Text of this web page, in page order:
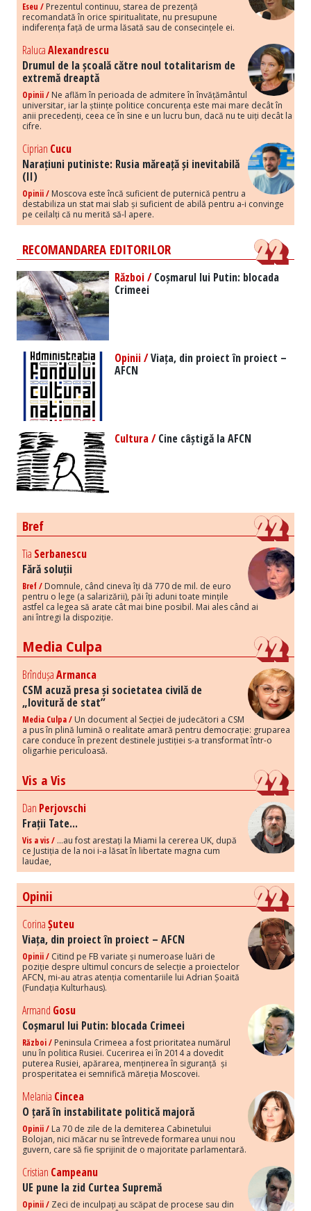
Eseu / Prezentul continuu, starea de prezență
recomandată în orice spiritualitate, nu presupune
indiferența față de urma lăsată sau de consecințele ei.
RalucaAlexandrescu
Drumul de la școală către noul totalitarism de
extremă dreaptă
Opinii / Ne aflăm în perioada de admitere în învățământul
universitar, iar la științe politice concurența este mai mare decât în
anii precedenți, ceea ce în sine e un lucru bun, dacă nu te uiți decât la
cifre.
Ciprian Cucu
Narațiuni putiniste: Rusia măreață și inevitabilă
(II)
Opinii / Moscova este încă suficient de puternică pentru a
destabiliza un stat mai slab și suficient de abilă pentru a-i convinge
pe ceilalți că nu merită să-l apere.
RECOMANDAREA EDITORILOR
Război /Coșmarul lui Putin: blocada
Crimeei
Opinii /Viața, din proiect în proiect –
AFCN
Cultura /Cine câștigă la AFCN
Bref
Tia Serbanescu
Fără soluții
Bref / Domnule, când cineva îți dă 770 de mil. de euro
pentru o lege (a salarizării), păi îți aduni toate mințile
astfel ca legea să arate cât mai bine posibil. Mai ales când ai
ani întregi la dispoziție.
Media Culpa
BrîndușaArmanca
CSM acuză presa și societatea civilă de
„lovitură de stat”
Media Culpa / Un document al Secției de judecători a CSM
a pus în plină lumină o realitate amară pentru democrație: gruparea
care conduce în prezent destinele justiției s-a transformat într-o
oligarhie periculoasă.
Vis a Vis
Dan Perjovschi
Frații Tate...
Vis a vis / ...au fost arestați la Miami la cererea UK, după
ce Justiția de la noi i-a lăsat în libertate magna cum
laudae,
Opinii
CorinaȘuteu
Viața, din proiect în proiect – AFCN
Opinii / Citind pe FB variate și numeroase luări de
poziție despre ultimul concurs de selecție a proiectelor
AFCN, mi-au atras atenția comentariile lui Adrian Șoaită
(Fundația Kulturhaus).
Armand Gosu
Coșmarul lui Putin: blocada Crimeei
Război / Peninsula Crimeea a fost prioritatea numărul
unu în politica Rusiei. Cucerirea ei în 2014 a dovedit
puterea Rusiei, apărarea, menținerea în siguranță și
prosperitatea ei semnifică măreția Moscovei.
Melania Cincea
O țară în instabilitate politică majoră
Opinii / La 70 de zile de la demiterea Cabinetului
Bolojan, nici măcar nu se întrevede formarea unui nou
guvern, care să fie sprijinit de o majoritate parlamentară.
Cristian Campeanu
UE pune la zid Curtea Supremă
Opinii / Zeci de inculpați au scăpat de procese sau din